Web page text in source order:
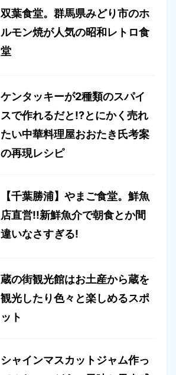
双葉食堂。群馬県みどり市のホ
ルモン焼が人気の昭和レトロ食
堂
ケンタッキーが2種類のスパイ
スで作れるだと!?とにかく売れ
たい中華料理屋おおたき氏考案
の再現レシピ
【千葉勝浦】やまご食堂。鮮魚
店直営!!新鮮魚介で朝食とか間
違いなさすぎる!
蔵の街観光館はお土産から蔵を
観光したり色々と楽しめるスポ
ット
シャインマスカットジャム作っ